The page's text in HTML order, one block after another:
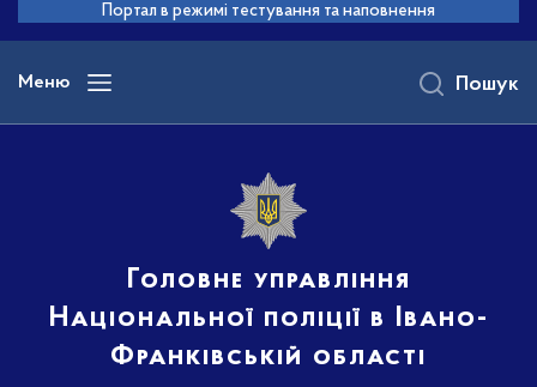
основного
вмісту
Портал в режимі тестування та наповнення
Меню
Головне управління
Національної поліції в Івано-
Франківській області
Пошук